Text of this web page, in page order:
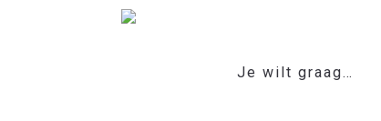
Je wilt graag…